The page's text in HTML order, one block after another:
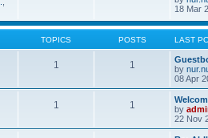
18 Mar
TOPICS POSTS LAST
1 1
by
08 Apr
1 1
by
22 Nov